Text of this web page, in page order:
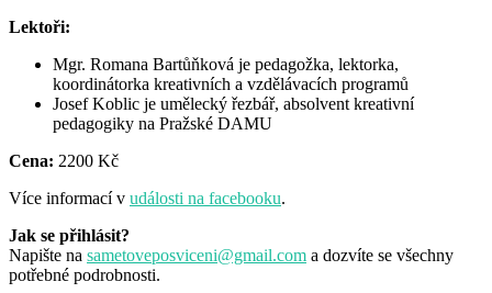
Lektoři:
Mgr. Romana Bartůňková je pedagožka, lektorka,
koordinátorka kreativních a vzdělávacích programů
Josef Koblic je umělecký řezbář, absolvent kreativní
pedagogiky na Pražské DAMU
Cena: 2200 Kč
Více informací v události na facebooku.
Jak se přihlásit?
Napište na sametoveposviceni@gmail.com a dozvíte se všechny
potřebné podrobnosti.